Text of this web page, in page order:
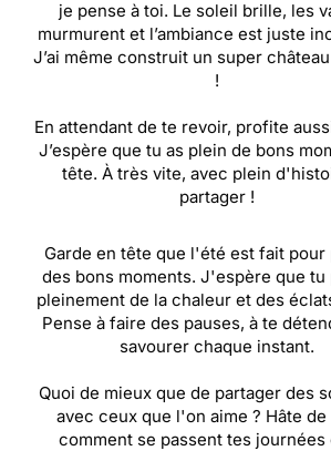
je pense à toi. Le soleil brille, les
murmurent et l’ambiance est juste
J’ai même construit un super
!
En attendant de te revoir, profite
J’espère que tu as plein de bons
tête. À très vite, avec plein
partager !
Garde en tête que l'été est fait
des bons moments. J'espère que
pleinement de la chaleur et des
Pense à faire des pauses, à te
savourer chaque instant.
Quoi de mieux que de partager des
avec ceux que l'on aime ? Hâte de
comment se passent tes journées